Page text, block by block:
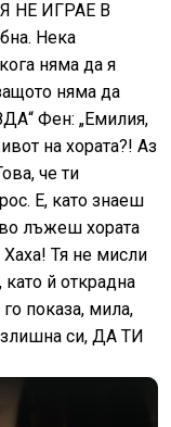
НЕ ИГРАЕ В
Нека
няма да я
няма да
Фен: „Емилия,
на хората?! Аз
че ти
Е, като знаеш
лъжеш хората
Тя не мисли
й открадна
показа, мила,
си, ДА ТИ